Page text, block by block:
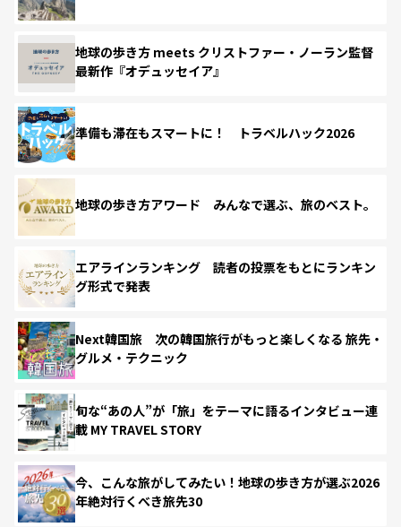
地球の歩き方 meets クリストファー・ノーラン監督
最新作『オデュッセイア』
準備も滞在もスマートに！ トラベルハック2026
地球の歩き方アワード みんなで選ぶ、旅のベスト。
エアラインランキング 読者の投票をもとにランキン
グ形式で発表
Next韓国旅 次の韓国旅行がもっと楽しくなる 旅先・
グルメ・テクニック
旬な“あの人”が「旅」をテーマに語るインタビュー連
載 MY TRAVEL STORY
今、こんな旅がしてみたい！地球の歩き方が選ぶ2026
年絶対行くべき旅先30